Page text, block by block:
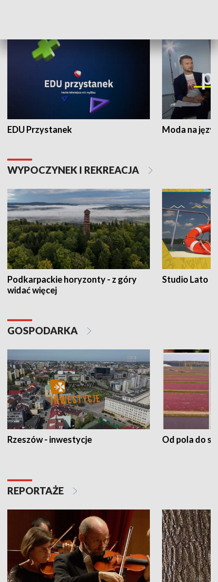
EDU Przystanek Moda na
WYPOCZYNEK I REKREACJA
Podkarpackie horyzonty - z góry
widać więcej
Studio Lato
GOSPODARKA
Rzeszów - inwestycje Od pola do
REPORTAŻE